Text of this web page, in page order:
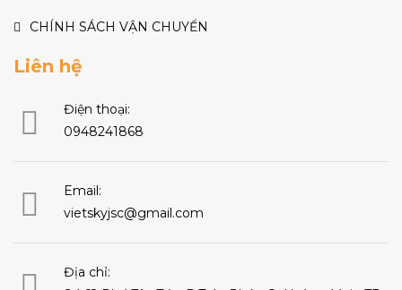
CHÍNH SÁCH VẬN CHUYỂN
Liên hệ
Điện thoại:
0948241868
Email:
vietskyjsc@gmail.com
Địa chỉ: